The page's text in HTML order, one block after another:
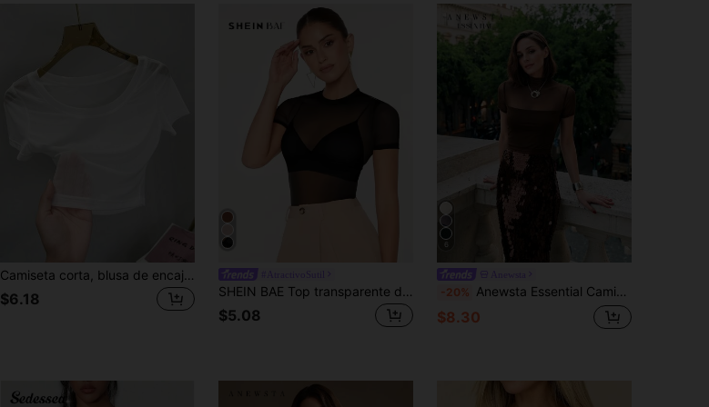
Camiseta corta, blusa de encaje transparente y ajustada, camiseta de malla de manga corta para mujer casual blanca de verano
$6.18 SHEIN BAE Top transparente de malla sin sujetador
$5.08
6
-20% Anewsta Essential Camiseta base para mujer de manga corta con patchwork de malla, transparente, sexy, ajustada, elegante, casual, versátil, para citas, fiestas y vacaciones, nueva para primavera/verano
$8.30